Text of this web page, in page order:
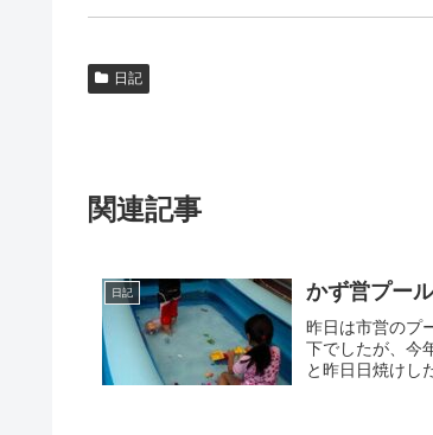
日記
関連記事
日記 かず営プー
昨日は市営のプ
下でしたが、今
と昨日日焼けし